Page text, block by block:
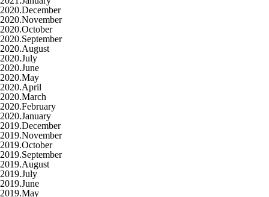
2020.December
2020.November
2020.October
2020.September
2020.August
2020.July
2020.June
2020.May
2020.April
2020.March
2020.February
2020.January
2019.December
2019.November
2019.October
2019.September
2019.August
2019.July
2019.June
2019.May